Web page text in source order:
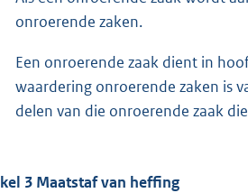
onroerende zaken.
Een onroerende zaak dient in
waardering onroerende zaken is
delen van die onroerende zaak
3 Maatstaf van heffing